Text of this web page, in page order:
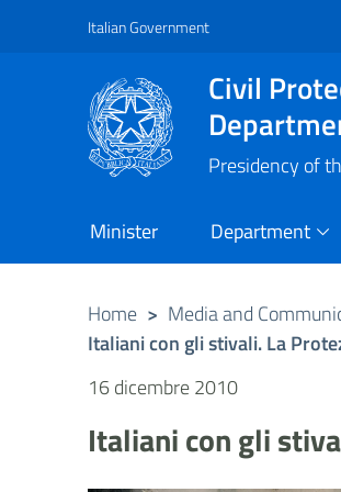
Vai al contenuto principale
Raggiungi il piè di pagina
Italian Government
Civil
Presidency of
Minister Department
Home > Media and
Italiani con gli stivali. La
16 dicembre 2010
Italiani con gli